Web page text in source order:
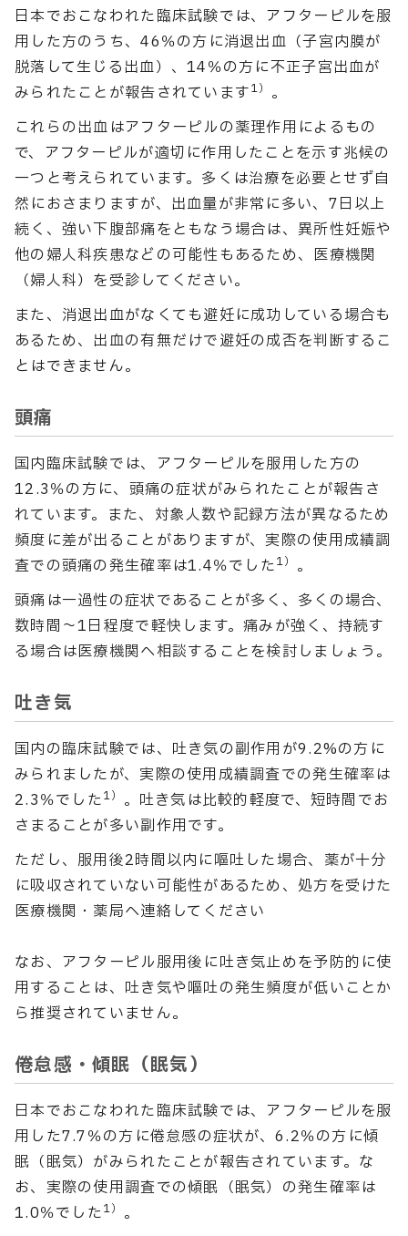
日本でおこなわれた臨床試験では、アフターピルを服
用した方のうち、46％の方に消退出血（子宮内膜が
脱落して生じる出血）、14％の方に不正子宮出血が
みられたことが報告されています1） 。
これらの出血はアフターピルの薬理作用によるもの
で、アフターピルが適切に作用したことを示す兆候の
一つと考えられています。多くは治療を必要とせず自
然におさまりますが、出血量が非常に多い、7日以上
続く、強い下腹部痛をともなう場合は、異所性妊娠や
他の婦人科疾患などの可能性もあるため、医療機関
（婦人科）を受診してください。
また、消退出血がなくても避妊に成功している場合も
あるため、出血の有無だけで避妊の成否を判断するこ
とはできません。
頭痛
国内臨床試験では、アフターピルを服用した方の
12.3％の方に、頭痛の症状がみられたことが報告さ
れています。また、対象人数や記録方法が異なるため
頻度に差が出ることがありますが、実際の使用成績調
査での頭痛の発生確率は1.4％でした1） 。
頭痛は一過性の症状であることが多く、多くの場合、
数時間〜1日程度で軽快します。痛みが強く、持続す
る場合は医療機関へ相談することを検討しましょう。
吐き気
国内の臨床試験では、吐き気の副作用が9.2%の方に
みられましたが、実際の使用成績調査での発生確率は
2.3％でした1） 。吐き気は比較的軽度で、短時間でお
さまることが多い副作用です。
ただし、服用後2時間以内に嘔吐した場合、薬が十分
に吸収されていない可能性があるため、処方を受けた
医療機関・薬局へ連絡してください
なお、アフターピル服用後に吐き気止めを予防的に使
用することは、吐き気や嘔吐の発生頻度が低いことか
ら推奨されていません。
倦怠感・傾眠（眠気）
日本でおこなわれた臨床試験では、アフターピルを服
用した7.7％の方に倦怠感の症状が、6.2％の方に傾
眠（眠気）がみられたことが報告されています。な
お、実際の使用調査での傾眠（眠気）の発生確率は
1.0％でした1） 。